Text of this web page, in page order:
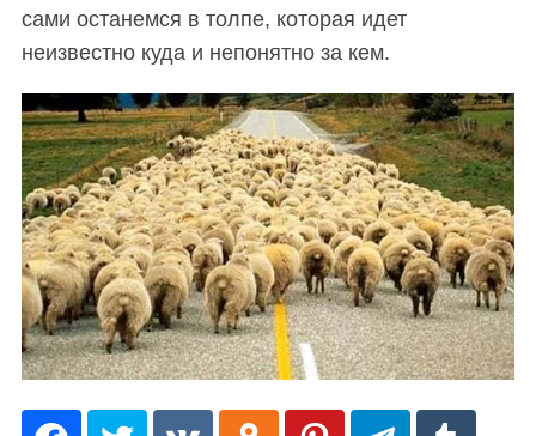
сами останемся в толпе, которая идет
неизвестно куда и непонятно за кем.